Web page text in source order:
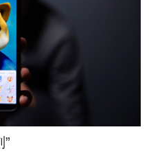
market space. Today
we're directly competing
in about a $350 billion to
$400 billion marketplace.
Going into ground and
freight opened up a
market for us with the